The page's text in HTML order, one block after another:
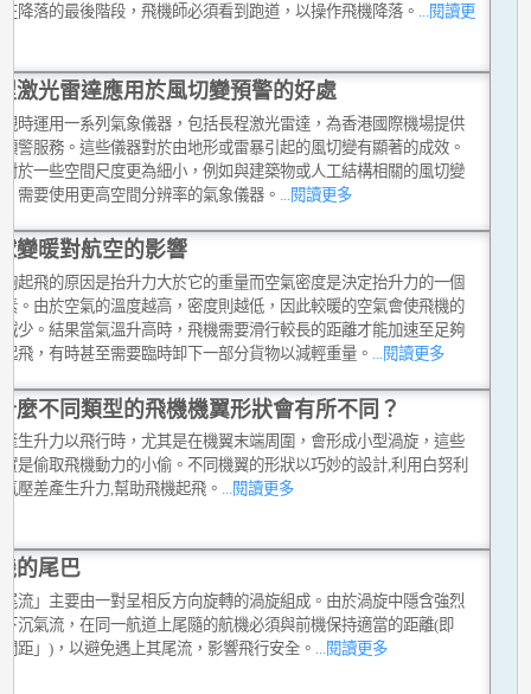
降落的最後階段，飛機師必須看到跑道，以操作飛機降落。 ...閱讀更
激光雷達應用於風切變預警的好處
時運用一系列氣象儀器，包括長程激光雷達，為香港國際機場提供
警服務。這些儀器對於由地形或雷暴引起的風切變有顯著的成效。
於一些空間尺度更為細小，例如與建築物或人工結構相關的風切變
需要使用更高空間分辨率的氣象儀器。
...閱讀更多
變暖對航空的影響
起飛的原因是抬升力大於它的重量而空氣密度是決定抬升力的一個
。由於空氣的溫度越高，密度則越低，因此較暖的空氣會使飛機的
少。結果當氣溫升高時，飛機需要滑行較長的距離才能加速至足夠
飛，有時甚至需要臨時卸下一部分貨物以減輕重量。 ...閱讀更多
麼不同類型的飛機機翼形狀會有所不同？
生升力以飛行時，尤其是在機翼末端周圍，會形成小型渦旋，這些
是偷取飛機動力的小偷。不同機翼的形狀以巧妙的設計,利用白努利
壓差產生升力,幫助飛機起飛。 ...閱讀更多
的尾巴
流」主要由一對呈相反方向旋轉的渦旋組成。由於渦旋中隱含強烈
沉氣流，在同一航道上尾隨的航機必須與前機保持適當的距離(即
距」)，以避免遇上其尾流，影響飛行安全。
...閱讀更多